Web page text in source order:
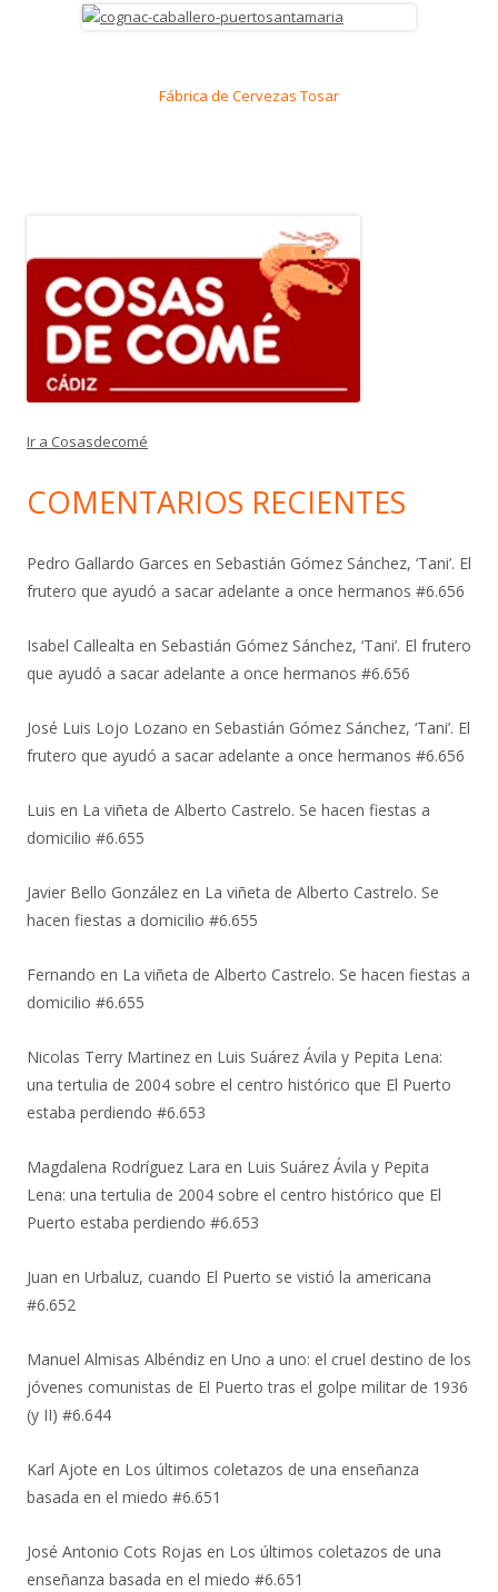
Fábrica de Cervezas Tosar
Ir a Cosasdecomé
COMENTARIOS RECIENTES
Pedro Gallardo Garces en Sebastián Gómez Sánchez, ‘Tani’. El
frutero que ayudó a sacar adelante a once hermanos #6.656
Isabel Callealta en Sebastián Gómez Sánchez, ‘Tani’. El frutero
que ayudó a sacar adelante a once hermanos #6.656
José Luis Lojo Lozano en Sebastián Gómez Sánchez, ‘Tani’. El
frutero que ayudó a sacar adelante a once hermanos #6.656
Luis en La viñeta de Alberto Castrelo. Se hacen fiestas a
domicilio #6.655
Javier Bello González en La viñeta de Alberto Castrelo. Se
hacen fiestas a domicilio #6.655
Fernando en La viñeta de Alberto Castrelo. Se hacen fiestas a
domicilio #6.655
Nicolas Terry Martinez en Luis Suárez Ávila y Pepita Lena:
una tertulia de 2004 sobre el centro histórico que El Puerto
estaba perdiendo #6.653
Magdalena Rodríguez Lara en Luis Suárez Ávila y Pepita
Lena: una tertulia de 2004 sobre el centro histórico que El
Puerto estaba perdiendo #6.653
Juan en Urbaluz, cuando El Puerto se vistió la americana
#6.652
Manuel Almisas Albéndiz en Uno a uno: el cruel destino de los
jóvenes comunistas de El Puerto tras el golpe militar de 1936
(y II) #6.644
Karl Ajote en Los últimos coletazos de una enseñanza
basada en el miedo #6.651
José Antonio Cots Rojas en Los últimos coletazos de una
enseñanza basada en el miedo #6.651